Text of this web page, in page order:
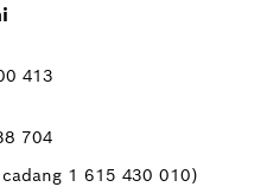
413
704
1 615 430 010)